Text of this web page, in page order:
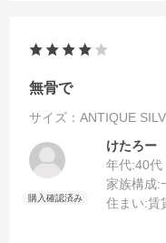
無骨で
サイズ：ANTIQUE
けたろー
年代:40代
家族構成:
住まい:賃